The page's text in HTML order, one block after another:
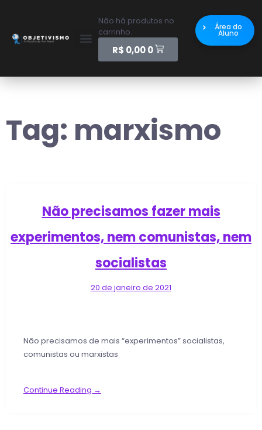
Não há produtos no
carrinho.
R$ 0,00 0
Área do
Aluno
Tag: marxismo
Não precisamos fazer mais
experimentos, nem comunistas, nem
socialistas
20 de janeiro de 2021
Não precisamos de mais “experimentos” socialistas,
comunistas ou marxistas
Continue Reading →